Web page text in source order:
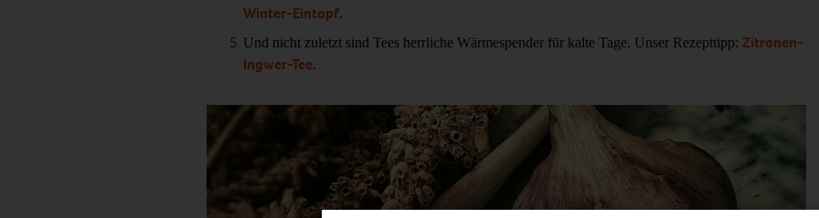
Winter-Eintopf.
Und nicht zuletzt sind Tees herrliche Wärmespender für kalte Tage. Unser Rezepttipp: Zitronen-
Ingwer-Tee.